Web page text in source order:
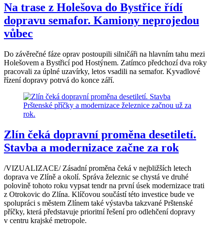
Na trase z Holešova do Bystřice řídí
dopravu semafor. Kamiony neprojedou
vůbec
Do závěrečné fáze oprav postoupili silničáři na hlavním tahu mezi
Holešovem a Bystřicí pod Hostýnem. Zatímco předchozí dva roky
pracovali za úplné uzavírky, letos vsadili na semafor. Kyvadlové
řízení dopravy potrvá do konce září.
Zlín čeká dopravní proměna desetiletí.
Stavba a modernizace začne za rok
/VIZUALIZACE/ Zásadní proměna čeká v nejbližších letech
doprava ve Zlíně a okolí. Správa železnic se chystá ve druhé
polovině tohoto roku vypsat tendr na první úsek modernizace trati
z Otrokovic do Zlína. Klíčovou součástí této investice bude ve
spolupráci s městem Zlínem také výstavba takzvané Prštenské
příčky, která představuje prioritní řešení pro odlehčení dopravy
v centru krajské metropole.